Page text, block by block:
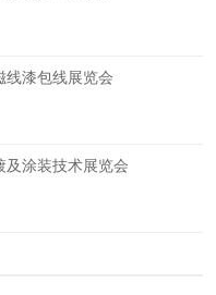
漆包线展览会
涂装技术展览会